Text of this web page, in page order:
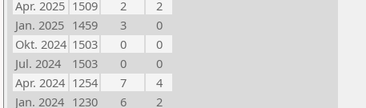
Apr. 2025 1509 2
2
Jan. 2025 1459 3
0
Okt. 2024 1503 0
0
Jul. 2024
1503 0
0
Apr. 2024 1254 7
4
Jan. 2024 1230 6 2